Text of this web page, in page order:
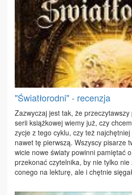
"Światłorodni" - recenzja
Za­zwy­czaj jest tak, że
se­rii książ­ko­wej wie­my już, czy
zy­cje z te­go cy­klu, czy też
na­wet tę pierw­szą. Wszy­scy pi­sa­rze
wi­cie no­we świa­ty po­win­ni pa­mię­tać
prze­ko­nać czy­tel­ni­ka, by nie tyl­ko nie
co­ne­go na lek­tu­rę, ale i chęt­nie